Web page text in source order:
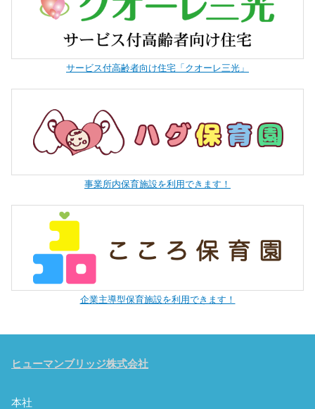
サービス付高齢者向け住宅「クオーレ三光」
事業所内保育施設を利用できます！
企業主導型保育施設を利用できます！
ヒューマンブリッジ株式会社
本社